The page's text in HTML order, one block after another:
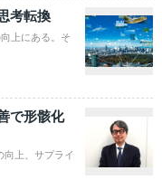
考転換
上にある。そ
で形骸化
向上、サプライ